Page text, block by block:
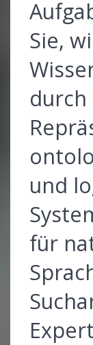
Sie,
durch
und
für